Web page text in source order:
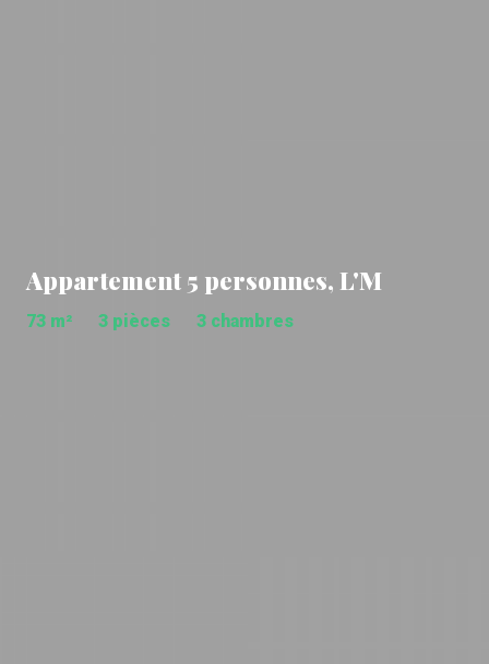
Appartement 5 personnes, L'M
73 m² 3 pièces 3 chambres